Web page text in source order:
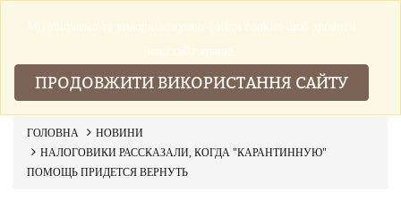
ГОЛОВНА
НОВИНИ
НАЛОГОВИКИ РАССКАЗАЛИ, КОГДА "КАРАНТИННУЮ"
ПОМОЩЬ ПРИДЕТСЯ ВЕРНУТЬ
Ми збираемо та використовуемо файли cookies щоб зробити
наш сайт краще.
ПРОДОВЖИТИ ВИКОРИСТАННЯ САЙТУ